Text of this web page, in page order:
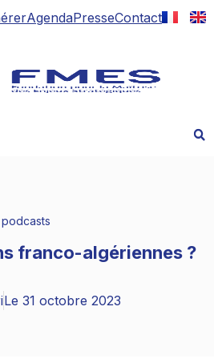
AgendaPresseContact
franco-algériennes ?
Le 31 octobre 2023